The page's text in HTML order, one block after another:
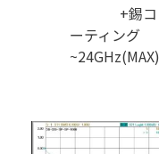
+錫コ
ーティング
~24GHz(MAX)